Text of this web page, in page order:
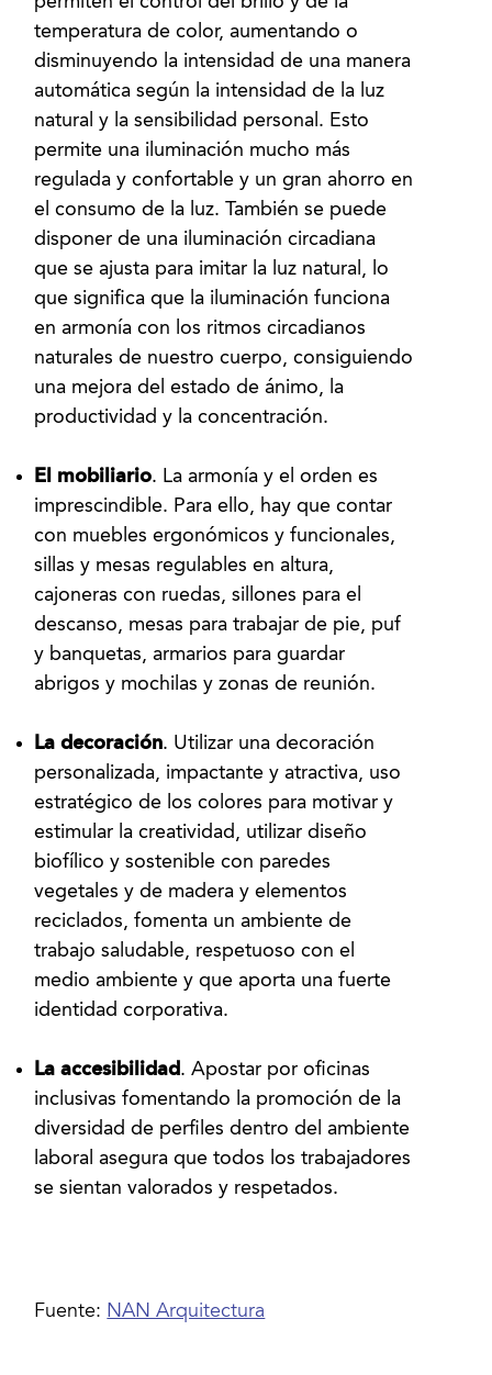
temperatura de color, aumentando o
disminuyendo la intensidad de una manera
automática según la intensidad de la luz
natural y la sensibilidad personal. Esto
permite una iluminación mucho más
regulada y confortable y un gran ahorro en
el consumo de la luz. También se puede
disponer de una iluminación circadiana
que se ajusta para imitar la luz natural, lo
que significa que la iluminación funciona
en armonía con los ritmos circadianos
naturales de nuestro cuerpo, consiguiendo
una mejora del estado de ánimo, la
productividad y la concentración.
El mobiliario. La armonía y el orden es
imprescindible. Para ello, hay que contar
con muebles ergonómicos y funcionales,
sillas y mesas regulables en altura,
cajoneras con ruedas, sillones para el
descanso, mesas para trabajar de pie, puf
y banquetas, armarios para guardar
abrigos y mochilas y zonas de reunión.
La decoración. Utilizar una decoración
personalizada, impactante y atractiva, uso
estratégico de los colores para motivar y
estimular la creatividad, utilizar diseño
biofílico y sostenible con paredes
vegetales y de madera y elementos
reciclados, fomenta un ambiente de
trabajo saludable, respetuoso con el
medio ambiente y que aporta una fuerte
identidad corporativa.
La accesibilidad. Apostar por oficinas
inclusivas fomentando la promoción de la
diversidad de perfiles dentro del ambiente
laboral asegura que todos los trabajadores
se sientan valorados y respetados.
Fuente: NAN Arquitectura